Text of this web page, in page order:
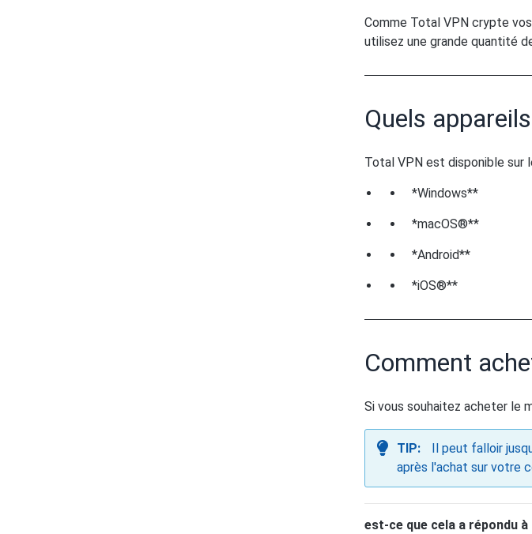
Comme Total VPN crypte
utilisez une grande quantité
Quels
Total VPN est disponible sur
*Windows**
*macOS®**
*Android**
*iOS®**
Comment
Si vous souhaitez acheter le
TIP:
Il peut falloir
après l'achat sur votre
est-ce que cela a répondu